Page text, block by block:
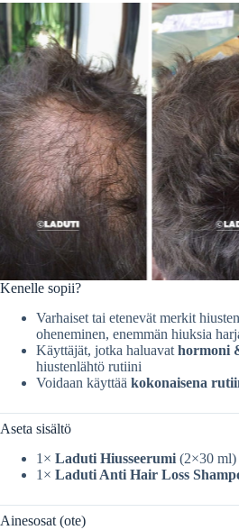
Kenelle sopii?
Varhaiset tai etenevät merkit
oheneminen, enemmän hiuksia
Käyttäjät, jotka haluavat hormoni
hiustenlähtö rutiini
Voidaan käyttää kokonaisena
Aseta sisältö
1× Laduti Hiusseerumi (2×30 ml)
1× Laduti Anti Hair Loss
Ainesosat (ote)